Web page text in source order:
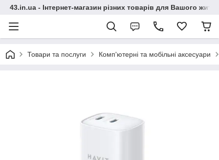
43.in.ua - Інтернет-магазин різних товарів для Вашого
Товари та послуги Комп'ютерні та мобільні аксесуари